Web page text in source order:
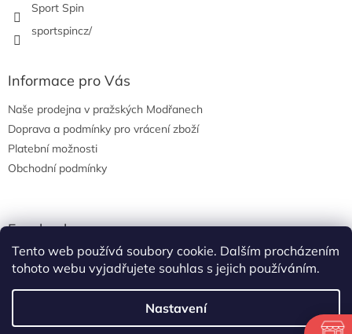
Tento web používá soubory cookie. Dalším procházením
tohoto webu vyjadřujete souhlas s jejich používáním.
Nastavení
Sport Spin
sportspincz/
Informace pro Vás
Naše prodejna v pražských Modřanech
Doprava a podmínky pro vrácení zboží
Platební možnosti
Obchodní podmínky
Facebook
Vytvořil Shoptet